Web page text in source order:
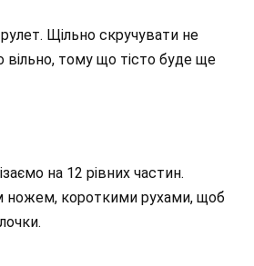
Щільно скручувати не
вільно, тому що тісто буде ще
на 12 рівних частин.
ножем, короткими рухами, щоб